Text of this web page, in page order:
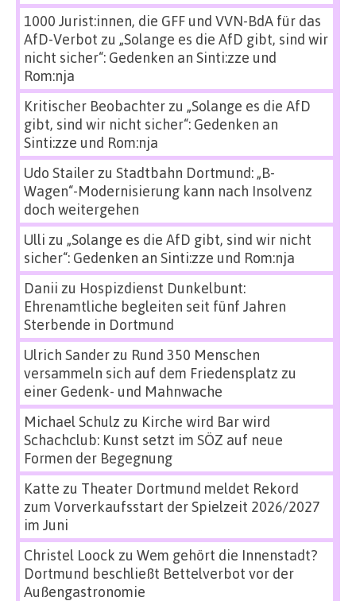
1000 Jurist:innen, die GFF und VVN-BdA für das
AfD-Verbot zu „Solange es die AfD gibt, sind wir
nicht sicher“: Gedenken an Sinti:zze und
Rom:nja
Kritischer Beobachterzu „Solange es die AfD
gibt, sind wir nicht sicher“: Gedenken an
Sinti:zze und Rom:nja
Udo Stailerzu Stadtbahn Dortmund: „B-
Wagen“-Modernisierung kann nach Insolvenz
doch weitergehen
Ulli zu „Solange es die AfD gibt, sind wir nicht
sicher“: Gedenken an Sinti:zze und Rom:nja
Danii zu Hospizdienst Dunkelbunt:
Ehrenamtliche begleiten seit fünf Jahren
Sterbende in Dortmund
Ulrich Sanderzu Rund 350 Menschen
versammeln sich auf dem Friedensplatz zu
einer Gedenk- und Mahnwache
Michael Schulz zu Kirche wird Bar wird
Schachclub: Kunst setzt im SÖZ auf neue
Formen der Begegnung
Katte zu Theater Dortmund meldet Rekord
zum Vorverkaufsstart der Spielzeit 2026/2027
im Juni
Christel Loock zu Wem gehört die Innenstadt?
Dortmund beschließt Bettelverbot vor der
Außengastronomie